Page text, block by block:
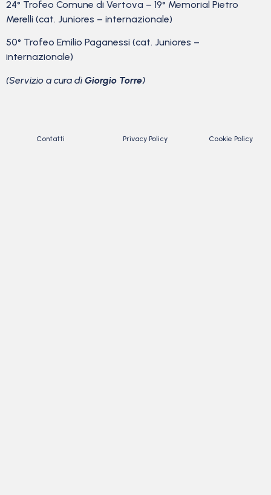
24° Trofeo Comune di Vertova – 19° Memorial Pietro
Merelli (cat. Juniores – internazionale)
50° Trofeo Emilio Paganessi (cat. Juniores –
internazionale)
(Servizio a cura di Giorgio Torre)
Contatti Privacy Policy Cookie Policy